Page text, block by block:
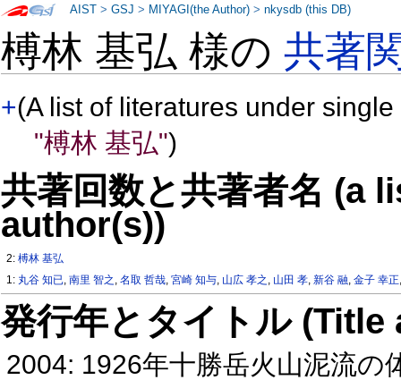
榑林 基弘 様の共著
+(A list of literatures under
"榑林 基弘")
共著回数と共著者名 (a
author(s))
2:榑林 基弘
1: 丸谷 知已,南里 智之 ,名取 哲哉,宮崎 知与, 山広 孝之 , 山田 孝,新谷 融,金子 幸正
発行年とタイトル
2004: 1926年十勝岳火山泥流の
AIST >GSJ > MIYAGI(the Author) >nkysdb (this DB)